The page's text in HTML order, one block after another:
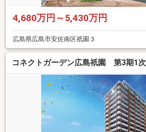
4,680万円～5,430万円
広島県広島市安佐南区祇園３
コネクトガーデン広島祇園 第3期1次